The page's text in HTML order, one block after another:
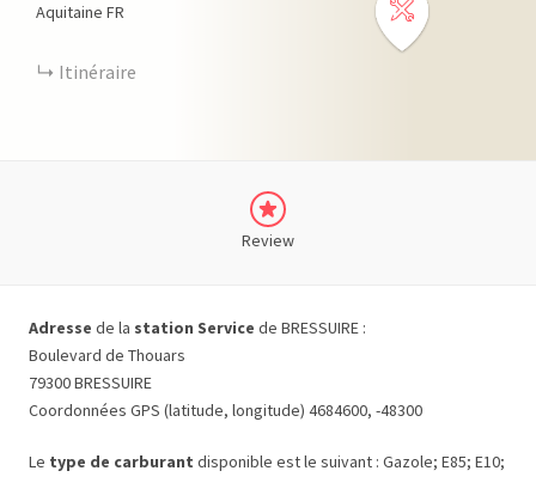
Aquitaine FR
Itinéraire
Review
Adresse de la station Service de BRESSUIRE :
Boulevard de Thouars
79300 BRESSUIRE
Coordonnées GPS (latitude, longitude) 4684600, -48300
Le type de carburant disponible est le suivant : Gazole; E85; E10;